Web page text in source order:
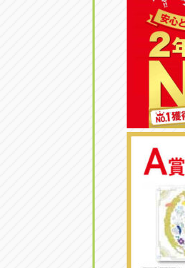
愛知県清須市
トラック市四
三重県四日市